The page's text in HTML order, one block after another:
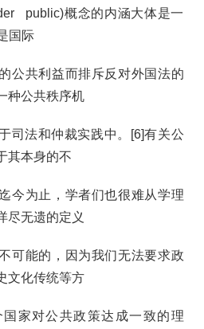
public)概念的内涵大体是一
国际
公共利益而排斥反对外国法的
种公共秩序机
司法和仲裁实践中。[6]有关公
其本身的不
今为止，学者们也很难从学理
尽无遗的定义
可能的，因为我们无法要求政
文化传统等方
家对公共政策达成一致的理